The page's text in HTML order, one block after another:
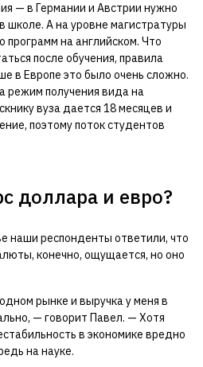
— в Германии и Австрии нужно
школе. А на уровне магистратуры
на английском. Что
после обучения, правила
в Европе это было очень сложно.
режим получения вида на
вуза дается 18 месяцев и
поэтому поток студентов
доллара и евро?
наши респонденты ответили, что
конечно, ощущается, но оно
рынке и выручка у меня в
— говорит Павел. — Хотя
в экономике вредно
на науке.